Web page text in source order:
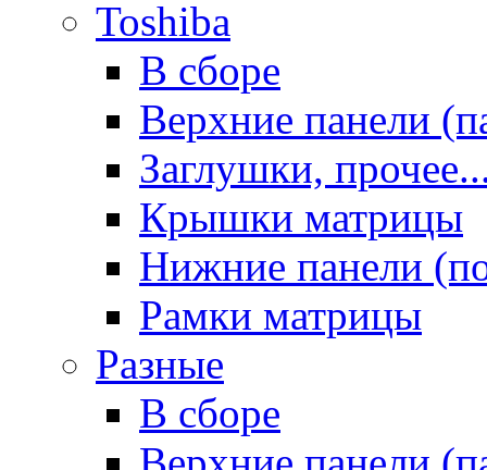
Toshiba
В сборе
Верхние панели
Заглушки,
Крышки матрицы
Нижние панели
Рамки матрицы
Разные
В сборе